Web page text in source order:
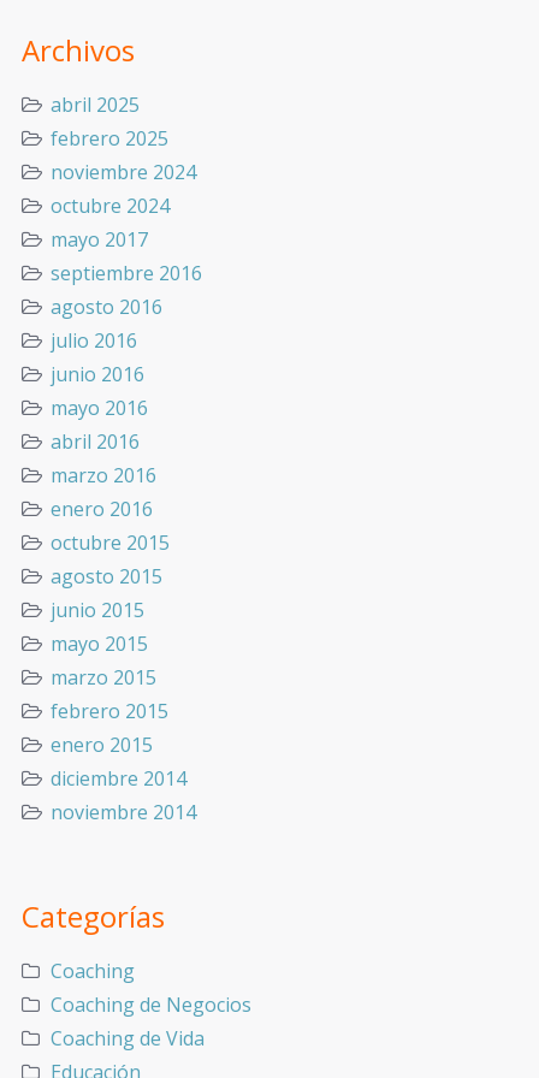
Archivos
abril 2025
febrero 2025
noviembre 2024
octubre 2024
mayo 2017
septiembre 2016
agosto 2016
julio 2016
junio 2016
mayo 2016
abril 2016
marzo 2016
enero 2016
octubre 2015
agosto 2015
junio 2015
mayo 2015
marzo 2015
febrero 2015
enero 2015
diciembre 2014
noviembre 2014
Categorías
Coaching
Coaching de Negocios
Coaching de Vida
Educación